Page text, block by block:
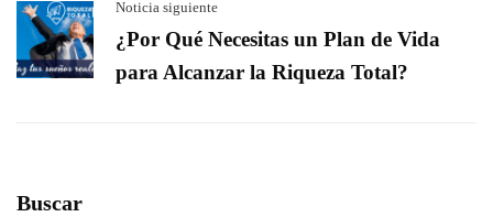
Noticia siguiente
¿Por Qué Necesitas un Plan de Vida
para Alcanzar la Riqueza Total?
Buscar